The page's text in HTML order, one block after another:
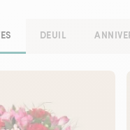
DEUIL